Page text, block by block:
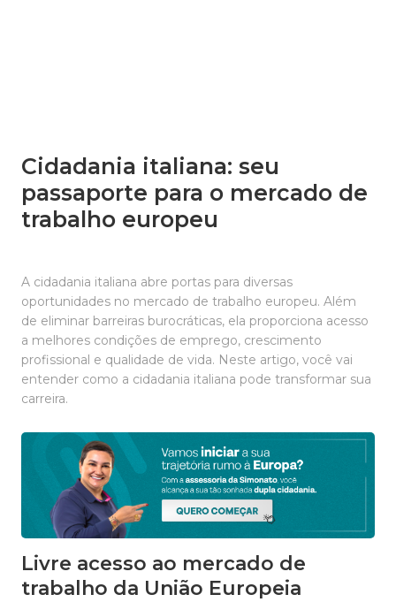
Cidadania italiana: seu
passaporte para o mercado de
trabalho europeu
A cidadania italiana abre portas para diversas
oportunidades no mercado de trabalho europeu. Além
de eliminar barreiras burocráticas, ela proporciona acesso
a melhores condições de emprego, crescimento
profissional e qualidade de vida. Neste artigo, você vai
entender como a cidadania italiana pode transformar sua
carreira.
Livre acesso ao mercado de
trabalho da União Europeia